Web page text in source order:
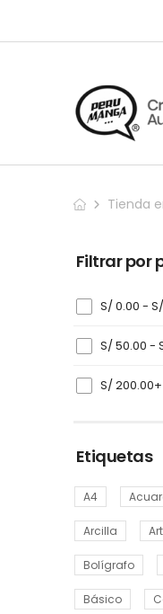
Tienda
Filtrar por
S/0.00 - S/
S/50.00 -
S/200.00+
Etiquetas
A4
Arcilla
Bolígrafo
Básico